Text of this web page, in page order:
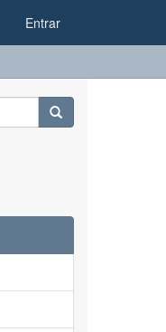
Entrar